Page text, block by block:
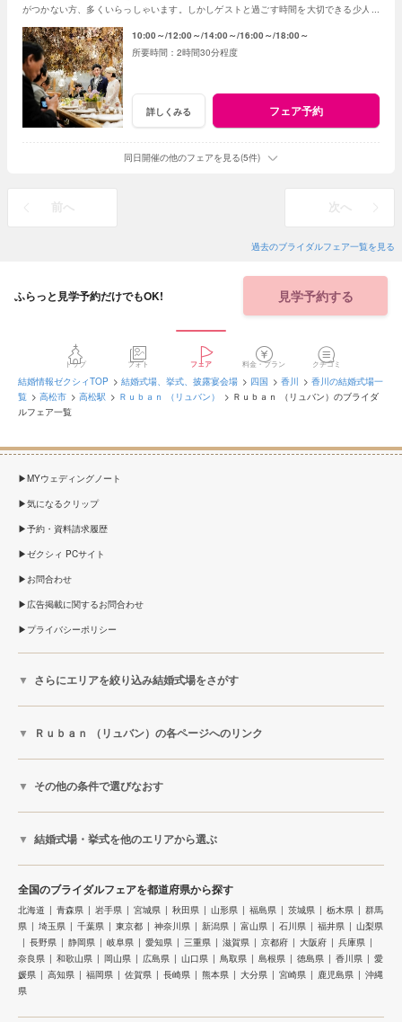
がつかない方、多くいらっしゃいます。しかしゲストと過ごす時間を大切できる少人数
10:00～ 12:00～ 14:00～ 16:00～ 18:00～
2時間30分程度
詳しくみる フェア予約
同日開催の他のフェアを見る(5件)
前へ 次へ
過去のブライダルフェア一覧を見る
ふらっと見学予約だけでもOK! 見学予約する
トップ フォト フェア 料金・プラン クチコミ
結婚情報ゼクシィTOP 結婚式場、挙式、披露宴会場 四国 香川
香川の結婚式場一
覧
高松市 高松駅 Ｒｕｂａｎ （リュバン）
Ｒｕｂａｎ （リュバン）のブライダ
ルフェア一覧
MYウェディングノート
気になるクリップ
予約・資料請求履歴
ゼクシィ PCサイト
お問合わせ
広告掲載に関するお問合わせ
プライバシーポリシー
さらにエリアを絞り込み結婚式場をさがす
Ｒｕｂａｎ （リュバン）の各ページへのリンク
その他の条件で選びなおす
結婚式場・挙式を他のエリアから選ぶ
全国のブライダルフェアを都道府県から探す
北海道 青森県 岩手県 宮城県 秋田県 山形県 福島県 茨城県 栃木県
群馬
県
埼玉県 千葉県 東京都 神奈川県 新潟県 富山県 石川県 福井県
山梨県
長野県
静岡県 岐阜県 愛知県 三重県 滋賀県 京都府 大阪府
兵庫県
奈良県
和歌山県 岡山県 広島県 山口県 鳥取県 島根県 徳島県 香川県
愛
媛県
高知県 福岡県 佐賀県 長崎県 熊本県 大分県 宮崎県 鹿児島県
沖縄
県